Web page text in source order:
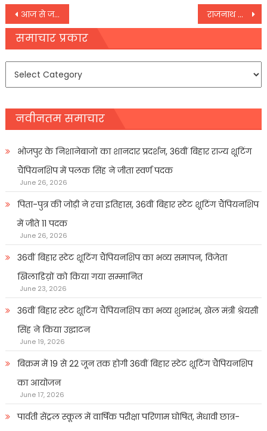
Post
navigation
आज से जम्मू दौरे पर राहुल गांधी, कटरा से पैदल माता वैष्णो देवी के दर्शन करने जाएं राजनाथ और गडकरी ने हरक्यूलिस से उतरकर बनाया इतिहास,
समाचार प्रकार
नवीनतम समाचार
भोजपुर के निशानेबाजों का शानदार प्रदर्शन, 36वीं बिहार राज्य शूटिंग
चैंपियनशिप में पलक सिंह ने जीता स्वर्ण पदक
June 26, 2026
पिता-पुत्र की जोड़ी ने रचा इतिहास, 36वीं बिहार स्टेट शूटिंग चैंपियनशिप
में जीते 11 पदक
June 26, 2026
36वीं बिहार स्टेट शूटिंग चैंपियनशिप का भव्य समापन, विजेता
खिलाडिय़ों को किया गया सम्मानित
June 23, 2026
36वीं बिहार स्टेट शूटिंग चैंपियनशिप का भव्य शुभारंभ, खेल मंत्री श्रेयसी
सिंह ने किया उद्घाटन
June 19, 2026
बिक्रम में 19 से 22 जून तक होगी 36वीं बिहार स्टेट शूटिंग चैंपियनशिप
का आयोजन
June 17, 2026
पार्वती सेंट्रल स्कूल में वार्षिक परीक्षा परिणाम घोषित, मेधावी छात्र-